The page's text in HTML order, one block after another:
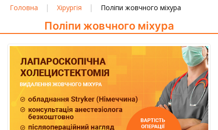
Головна | Хірургія | Поліпи жовчного міхура
Поліпи жовчного міхура